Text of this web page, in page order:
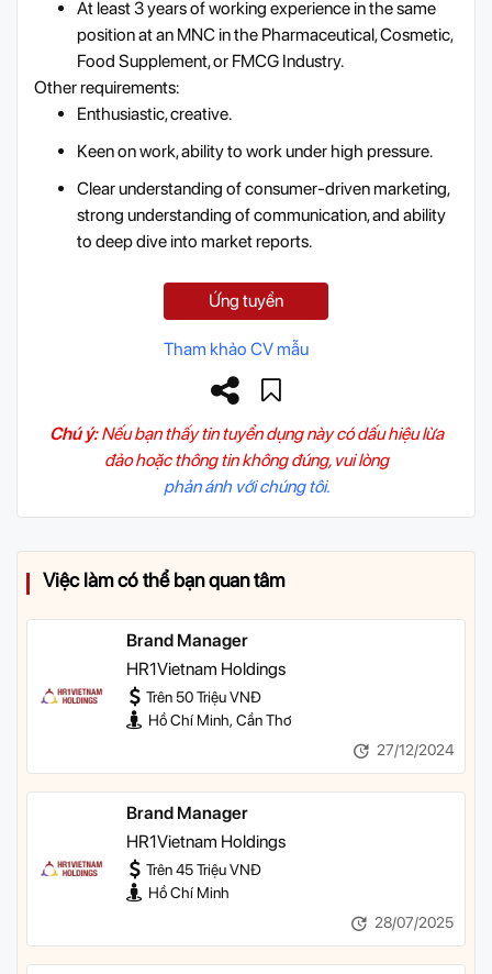
At least 3 years of working experience in the same
position at an MNC in the Pharmaceutical, Cosmetic,
Food Supplement, or FMCG Industry.
Other requirements:
Enthusiastic, creative.
Keen on work, ability to work under high pressure.
Clear understanding of consumer-driven marketing,
strong understanding of communication, and ability
to deep dive into market reports.
Ứng tuyển
Tham khảo CV mẫu
Chú ý:Nếu bạn thấy tin tuyển dụng này có dấu hiệu lừa
đảo hoặc thông tin không đúng, vui lòng
phản ánh với chúng tôi.
Việc làm có thể bạn quan tâm
Brand Manager
HR1Vietnam Holdings
Trên 50 Triệu VNĐ
Hồ Chí Minh, Cần Thơ
27/12/2024
Brand Manager
HR1Vietnam Holdings
Trên 45 Triệu VNĐ
Hồ Chí Minh
28/07/2025